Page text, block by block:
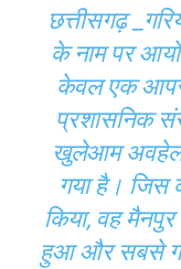
छत्तीसगढ़
के नाम पर
केवल एक
प्रशासनिक
खुलेआम
गया है। जिस
किया, वह
हुआ और सबसे